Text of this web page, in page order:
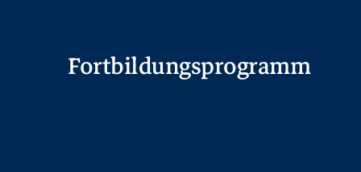
Fortbildungsprogramm